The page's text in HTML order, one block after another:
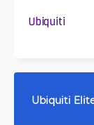
Ubiquiti
Ubiquiti